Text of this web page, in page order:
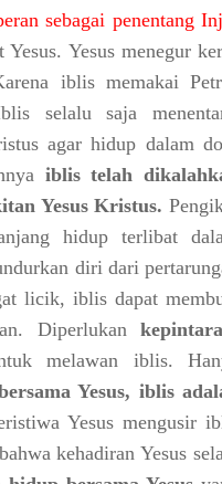
sebagai penentang
Yesus menegur
iblis memakai
selalu saja
agar hidup dalam
iblis telah
Yesus Kristus.
hidup terlibat
diri dari
licik, iblis dapat
Diperlukan
melawan iblis.
Yesus, iblis
Yesus mengusir
kehadiran Yesus